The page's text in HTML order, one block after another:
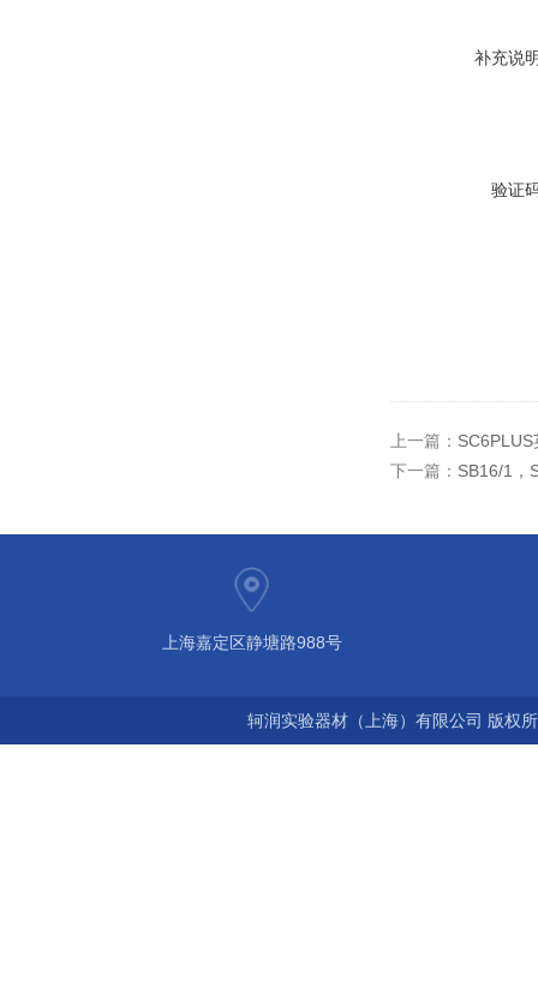
补充说
验证
上一篇：
下一篇： SB16/1，
上海嘉定区静塘路988号
轲润实验器材（上海）有限公司 版权